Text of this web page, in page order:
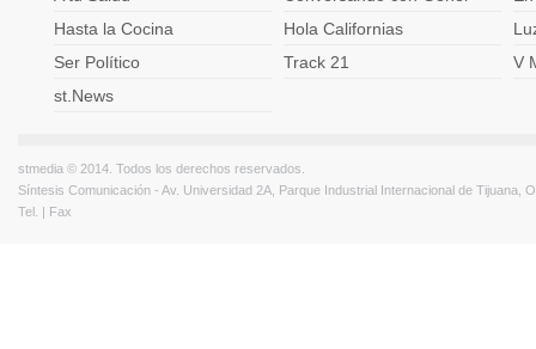
Hasta la Cocina
Hola Californias
Ser Político
Track 21
V
st.News
stmedia © 2014. Todos los derechos reservados.
Síntesis Comunicación - Av. Universidad 2A, Parque Industrial Internacional de Tijuana,
Tel. | Fax